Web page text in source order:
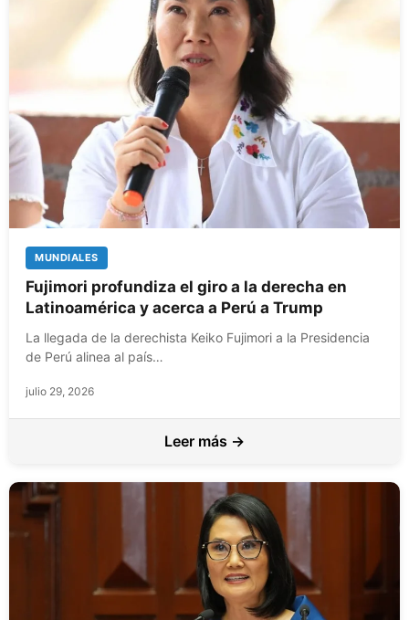
MUNDIALES
Fujimori profundiza el giro a la derecha en
Latinoamérica y acerca a Perú a Trump
La llegada de la derechista Keiko Fujimori a la Presidencia
de Perú alinea al país…
julio 29, 2026
Leer más →